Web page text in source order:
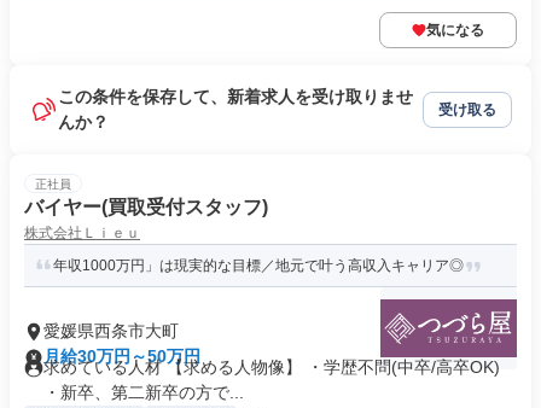
気になる
この条件を保存して、新着求人を受け取りませ
んか？
受け取る
正社員
バイヤー(買取受付スタッフ)
株式会社Ｌｉｅｕ
年収1000万円」は現実的な目標／地元で叶う高収入キャリア◎
愛媛県西条市大町
月給30万円～50万円
求めている人材 【求める人物像】 ・学歴不問(中卒/高卒OK)
・新卒、第二新卒の方で...